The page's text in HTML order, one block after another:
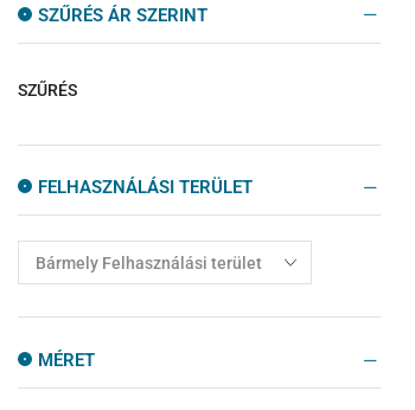
Kádak 101
Kádparaván
Mosogatótálca
Mozaik
Padlólapok
Szabadonálló Kád 4
Zuhanyajtók
Zuhanyfalak 10
SZŰRÉS ÁR SZERINT
SZŰRÉS
FELHASZNÁLÁSI TERÜLET
MÉRET